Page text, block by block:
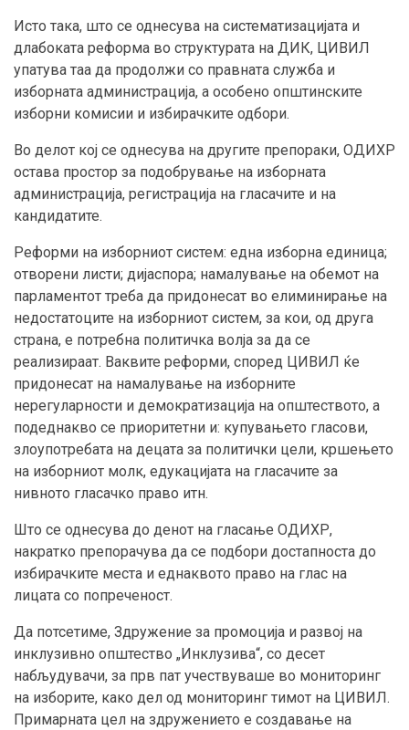
Исто така, што се однесува на систематизацијата и
длабоката реформа во структурата на ДИК, ЦИВИЛ
упатува таа да продолжи со правната служба и
изборната администрација, а особено општинските
изборни комисии и избирачките одбори.
Во делот кој се однесува на другите препораки, ОДИХР
остава простор за подобрување на изборната
администрација, регистрација на гласачите и на
кандидатите.
Реформи на изборниот систем: една изборна единица;
отворени листи; дијаспора; намалување на обемот на
парламентот треба да придонесат во елиминирање на
недостатоците на изборниот систем, за кои, од друга
страна, е потребна политичка волја за да се
реализираат. Ваквите реформи, според ЦИВИЛ ќе
придонесат на намалување на изборните
нерегуларности и демократизација на општеството, а
подеднакво се приоритетни и: купувањето гласови,
злоупотребата на децата за политички цели, кршењето
на изборниот молк, едукацијата на гласачите за
нивното гласачко право итн.
Што се однесува до денот на гласање ОДИХР,
накратко препорачува да се подбори достапноста до
избирачките места и еднаквото право на глас на
лицата со попреченост.
Да потсетиме, Здружение за промоција и развој на
инклузивно општество „Инклузива“, со десет
набљудувачи, за прв пат учествуваше во мониторинг
на изборите, како дел од мониторинг тимот на ЦИВИЛ.
Примарната цел на здружението е создавање на